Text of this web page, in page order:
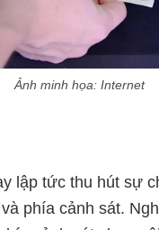
Ảnh minh họa: Internet
lập tức thu hút sự
phía cảnh sát.